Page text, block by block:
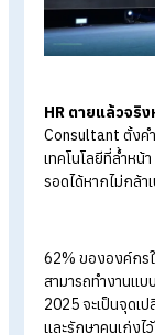
หลาย
C -
Being
T -